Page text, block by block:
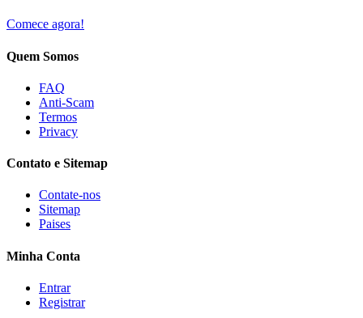
Comece agora!
Quem Somos
FAQ
Anti-Scam
Termos
Privacy
Contato e Sitemap
Contate-nos
Sitemap
Paises
Minha Conta
Entrar
Registrar